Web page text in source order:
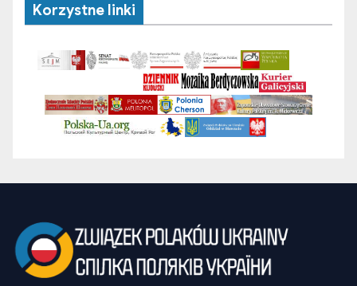
Korzystne linki